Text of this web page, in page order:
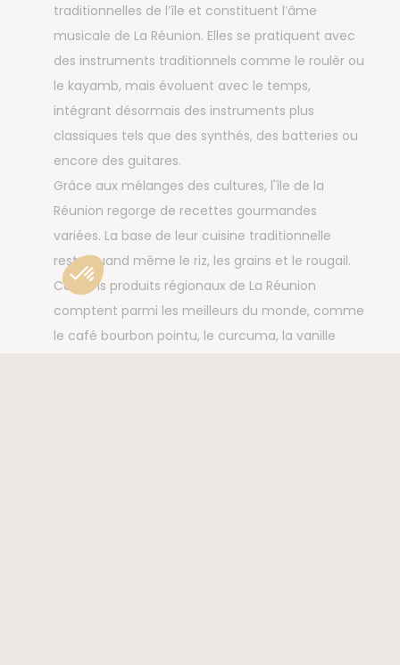
traditionnelles de l’île et constituent l’âme
musicale de La Réunion. Elles se pratiquent avec
des instruments traditionnels comme le roulèr ou
le kayamb, mais évoluent avec le temps,
intégrant désormais des instruments plus
classiques tels que des synthés, des batteries ou
encore des guitares.
Grâce aux mélanges des cultures, l'île de la
Réunion regorge de recettes gourmandes
variées. La base de leur cuisine traditionnelle
reste quand même le riz, les grains et le rougail.
Certains produits régionaux de La Réunion
comptent parmi les meilleurs du monde, comme
le café bourbon pointu, le curcuma, la vanille